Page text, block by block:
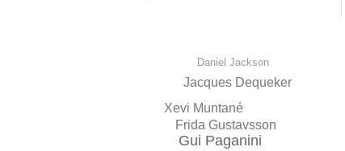
Gui Paganini
Frida Gustavsson
Xevi Muntané
Jacques Dequeker
Daniel Jackson